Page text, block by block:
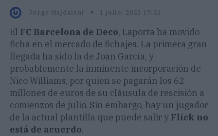
Jorge Majdalani 1 julio, 2025 17:21
El FC Barcelona de Deco, Laporta ha movido
ficha en el mercado de fichajes. La primera gran
llegada ha sido la de Joan García, y
probablemente la inminente incorporación de
Nico Williams, por quien se pagarán los 62
millones de euros de su cláusula de rescisión a
comienzos de julio. Sin embargo, hay un jugador
de la actual plantilla que puede salir y Flick no
está de acuerdo.